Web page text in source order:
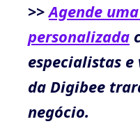
>>Agende
personalizada
especialistas e
da Digibee
negócio.